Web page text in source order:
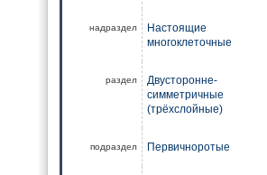
надраздел
Настоящие
многоклеточные
раздел
Двусторонне-
симметричные
(трёхслойные)
подраздел Первичноротые